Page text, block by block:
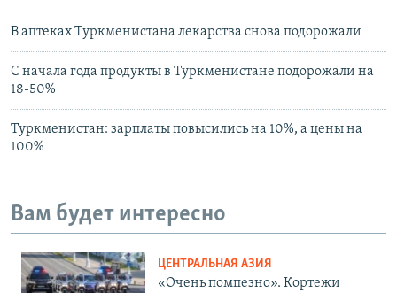
В аптеках Туркменистана лекарства снова подорожали
С начала года продукты в Туркменистане подорожали на
18-50%
Туркменистан: зарплаты повысились на 10%, а цены на
100%
Вам будет интересно
ЦЕНТРАЛЬНАЯ АЗИЯ
«Очень помпезно». Кортежи